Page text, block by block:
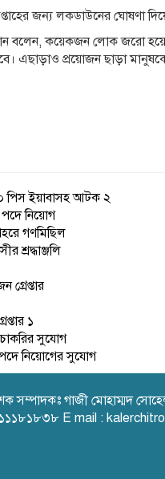
জন্য লকডাউনের ঘোষণা
বলেন, কয়েকজন লোক জরো
এছাড়াও প্রয়োজন ছাড়া
পিস ইয়াবাসহ আটক ২
পদে নিয়োগ
গণমিছিল
শ্রদ্ধাঞ্জলি
১
সুযোগ
পদে নিয়োগের সুযোগ
সম্পাদকঃ গাজী মোহাম্মদ
E mail :